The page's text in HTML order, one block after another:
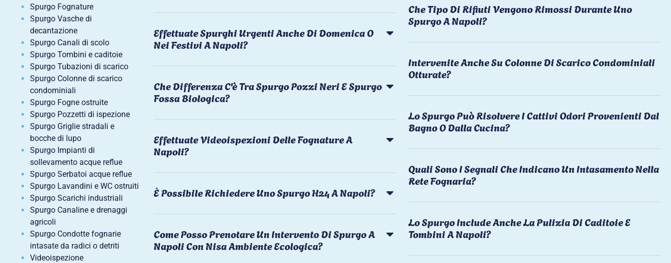
Spurgo Fognature
Spurgo Vasche di
decantazione
Spurgo Canali di scolo
Spurgo Tombini e caditoie
Spurgo Tubazioni di scarico
Spurgo Colonne di scarico
condominiali
Spurgo Fogne ostruite
Spurgo Pozzetti di ispezione
Spurgo Griglie stradali e
bocche di lupo
Spurgo Impianti di
sollevamento acque reflue
Spurgo Serbatoi acque reflue
Spurgo Lavandini e WC ostruiti
Spurgo Scarichi industriali
Spurgo Canaline e drenaggi
agricoli
Spurgo Condotte fognarie
intasate da radici o detriti
Videoispezione
Effettuate Spurghi Urgenti Anche Di Domenica O
Nei Festivi A Napoli?
Che Differenza C'è Tra Spurgo Pozzi Neri E Spurgo
Fossa Biologica?
Effettuate Videoispezioni Delle Fognature A
Napoli?
È Possibile Richiedere Uno Spurgo H24 A Napoli?
Come Posso Prenotare Un Intervento Di Spurgo A
Napoli Con Nisa Ambiente Ecologica?
Che Tipo Di Rifiuti Vengono Rimossi Durante Uno
Spurgo A Napoli?
Intervenite Anche Su Colonne Di Scarico Condominiali
Otturate?
Lo Spurgo Può Risolvere I Cattivi Odori Provenienti Dal
Bagno O Dalla Cucina?
Quali Sono I Segnali Che Indicano Un Intasamento Nella
Rete Fognaria?
Lo Spurgo Include Anche La Pulizia Di Caditoie E
Tombini A Napoli?